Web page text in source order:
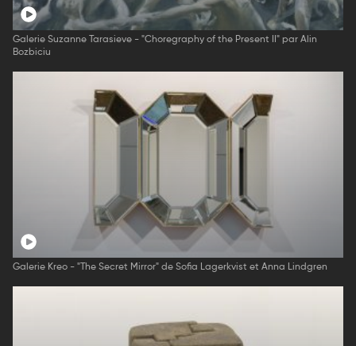
Galerie Suzanne Tarasieve - "Choregraphy of the Present II" par Alin
Bozbiciu
Galerie Kreo - "The Secret Mirror" de Sofia Lagerkvist et Anna Lindgren